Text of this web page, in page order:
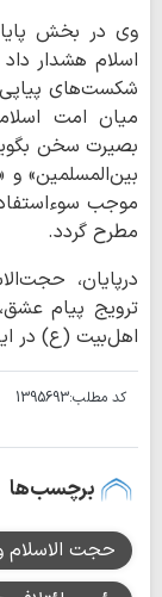
وی در بخش
اسلام هشدار
شکست‌های پیاپی
میان امت
بصیرت سخن
بین‌المسلمین»
موجب
مطرح گردد.
درپایان،
ترویج پیام
اهل‌بیت (ع) در
کد مطلب:1395693
برچسب‌ها
حجت